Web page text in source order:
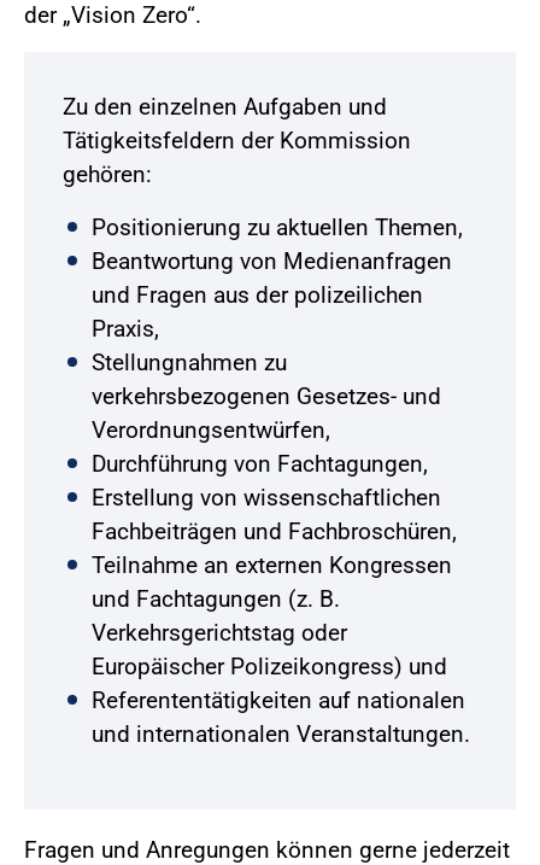
der „Vision Zero“.
Zu den einzelnen Aufgaben und
Tätigkeitsfeldern der Kommission
gehören:
Positionierung zu aktuellen Themen,
Beantwortung von Medienanfragen
und Fragen aus der polizeilichen
Praxis,
Stellungnahmen zu
verkehrsbezogenen Gesetzes- und
Verordnungsentwürfen,
Durchführung von Fachtagungen,
Erstellung von wissenschaftlichen
Fachbeiträgen und Fachbroschüren,
Teilnahme an externen Kongressen
und Fachtagungen (z. B.
Verkehrsgerichtstag oder
Europäischer Polizeikongress) und
Referententätigkeiten auf nationalen
und internationalen Veranstaltungen.
Fragen und Anregungen können gerne jederzeit